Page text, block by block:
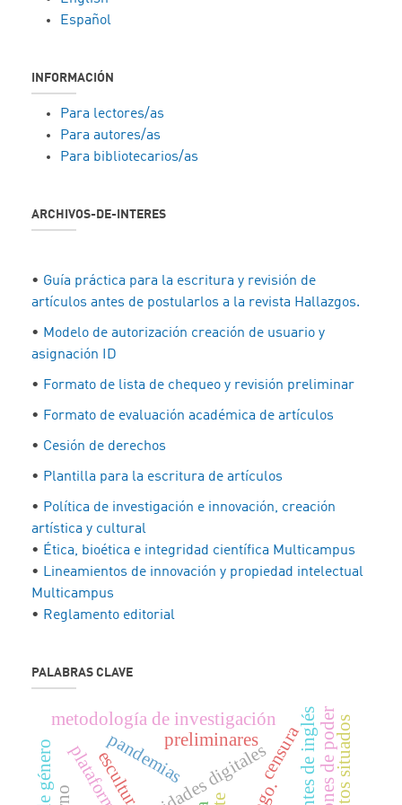
Español
INFORMACIÓN
Para lectores/as
Para autores/as
Para bibliotecarios/as
ARCHIVOS-DE-INTERES
• Guía práctica para la escritura y revisión de
artículos antes de postularlos a la revista Hallazgos.
• Modelo de autorización creación de usuario y
asignación ID
• Formato de lista de chequeo y revisión preliminar
• Formato de evaluación académica de artículos
• Cesión de derechos
• Plantilla para la escritura de artículos
• Política de investigación e innovación, creación
artística y cultural
• Ética, bioética e integridad científica Multicampus
• Lineamientos de innovación y propiedad intelectual
Multicampus
• Reglamento editorial
PALABRAS CLAVE
escultura
preliminarescensura
metodología de investigación
pandemias
plataforma